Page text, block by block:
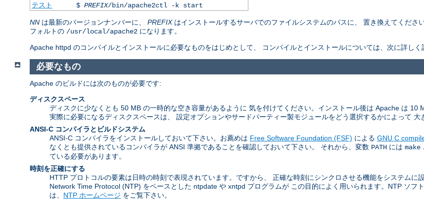
テスト
$ PREFIX/bin/apache2ctl -k start
NN は最新のバージョンナンバーに、 PREFIXはインストールするサーバでのファイルシステムのパスに、 置き換えてください
フォルトの /usr/local/apache2 になります。
Apache httpd のコンパイルとインストールに必要なものをはじめとして、 コンパイルとインストールについては、次に詳しく
必要なもの
Apache のビルドには次のものが必要です:
ディスクスペース
ディスクに少なくとも 50 MB の一時的な空き容量があるように 気を付けてください。インストール後は Apache は 10
実際に必要になるディスクスペースは、 設定オプションやサードパーティー製モジュールをどう選択するかによって 大
ANSI-C コンパイラとビルドシステム
ANSI-C コンパイラをインストールしておいて下さい。お薦めは Free Software Foundation (FSF) による GNU C
なくとも提供されているコンパイラが ANSI 準拠であることを確認しておいて下さい。 それから、変数 PATH には make
ている必要があります。
時刻を正確にする
HTTP プロトコルの要素は日時の時刻で表現されています。ですから、 正確な時刻にシンクロさせる機能をシステムに
Network Time Protocol (NTP) をベースとした ntpdate や xntpd プログラムが この目的によく用いられます。NTP ソフ
は、 NTP ホームページ をご覧下さい。